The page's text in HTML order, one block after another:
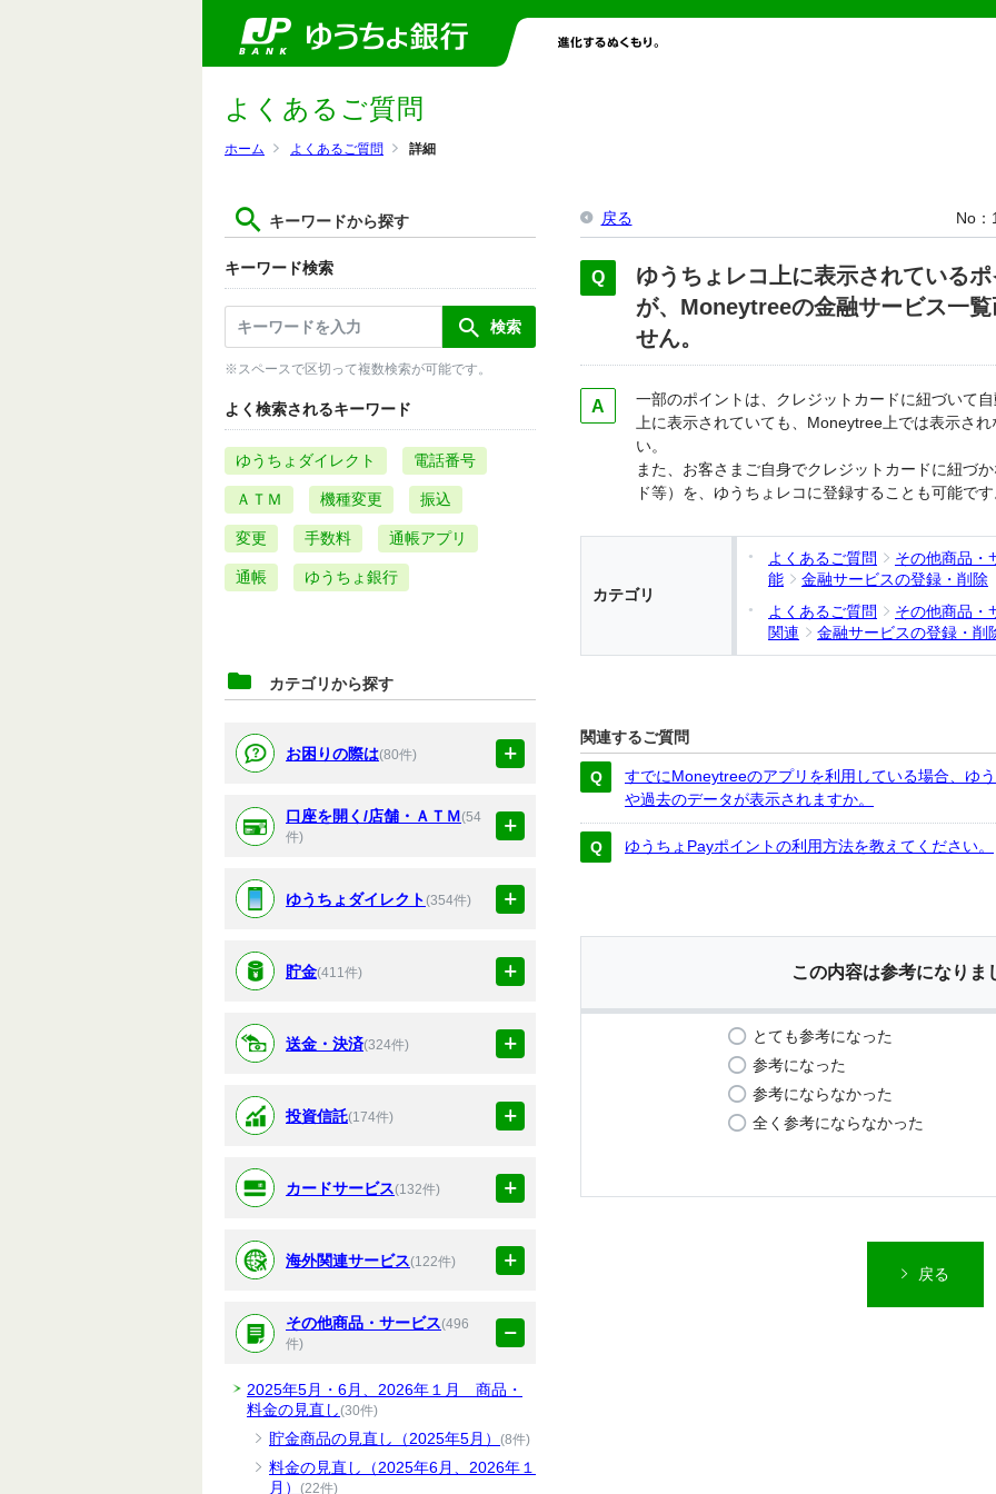
ホーム よくあるご質問 詳細
よくあるご質問
キーワードから探す
キーワード検索
※スペースで区切って複数検索が可能です。
よく検索されるキーワード
ゆうちょダイレクト 電話番号
ＡＴＭ 機種変更 振込
変更 手数料 通帳アプリ
通帳 ゆうちょ銀行
カテゴリから探す
お困りの際は(80件)
口座を開く/店舗・ＡＴＭ(54
件)
ゆうちょダイレクト(354件)
貯金(411件)
送金・決済(324件)
投資信託(174件)
カードサービス(132件)
海外関連サービス(122件)
その他商品・サービス(496
件)
2025年5月・6月、2026年１月 商品・
料金の見直し(30件)
貯金商品の見直し（2025年5月） (8件)
料金の見直し（2025年6月、2026年１
月） (22件)
戻る No
ゆうちょレコ上に表示されている
が、Moneytreeの金融サービス一
せん。
一部のポイントは、クレジットカードに紐づいて
上に表示されていても、Moneytree上では表示さ
い。
また、お客さまご自身でクレジットカードに紐づ
ド等）を、ゆうちょレコに登録することも可能で
カテゴリ
よくあるご質問
その他商品・
能
金融サービスの登録・削除
よくあるご質問
その他商品・
関連
金融サービスの登録・削
関連するご質問
すでにMoneytreeのアプリを利用している場合、ゆ
や過去のデータが表示されますか。
ゆうちょPayポイントの利用方法を教えてください。
この内容は参考になりま
とても参考になった
参考になった
参考にならなかった
全く参考にならなかった
戻る